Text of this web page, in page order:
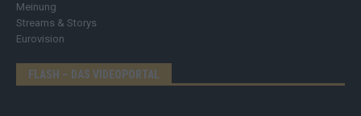
Meinung
Streams & Storys
Eurovision
FLASH – DAS VIDEOPORTAL